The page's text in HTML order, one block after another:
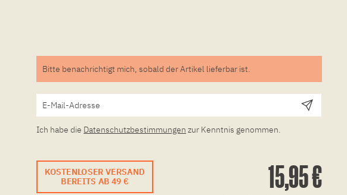
Bitte benachrichtigt mich, sobald der Artikel lieferbar ist.
Ich habe die Datenschutzbestimmungen zur Kenntnis genommen.
KOSTENLOSER VERSAND
BEREITS AB 49 €
15,95 €